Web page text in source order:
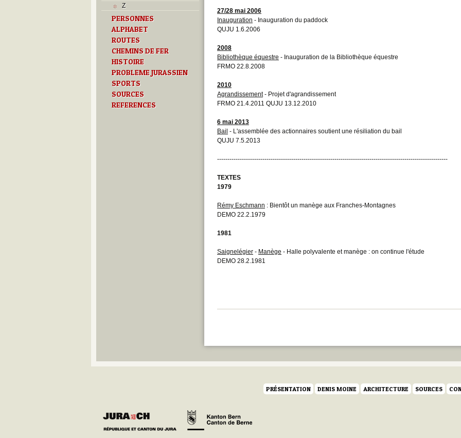
U
Z
Z
PERSONNES
ALPHABET
ROUTES
CHEMINS DE FER
HISTOIRE
PROBLEME JURASSIEN
SPORTS
SOURCES
REFERENCES
27/28 mai 2006
Inauguration - Inauguration du paddock
QUJU 1.6.2006
2008
Bibliothèque équestre - Inauguration de la Bibliothèque équestre
FRMO 22.8.2008
2010
Agrandissement- Projet d'agrandissement
FRMO 21.4.2011 QUJU 13.12.2010
6 mai 2013
Bail - L'assemblée des actionnaires soutient une résiliation du bail
QUJU 7.5.2013
----------------------------------------------------------------------------------------------------------------
TEXTES
1979
Rémy Eschmann : Bientôt un manège aux Franches-Montagnes
DEMO 22.2.1979
1981
Saignelégier - Manège - Halle polyvalente et manège : on continue l'étude
DEMO 28.2.1981
PRÉSENTATION DENIS MOINE ARCHITECTURE SOURCES